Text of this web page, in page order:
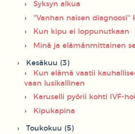
Syksyn alkua
''Vanhan naisen diagnoosi''
Kun kipu ei loppunutkaan
Minä ja elämänmittainen
Kesäkuu (3)
Kun elämä vaatii
vaan lusikallinen
Karuselli pyörii kohti IVF-
Kipukapina
Toukokuu (5)